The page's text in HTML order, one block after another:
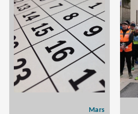
Mars